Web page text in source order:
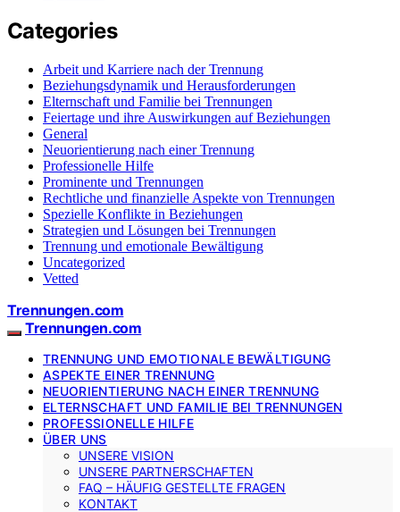
Categories
Arbeit und Karriere nach der Trennung
Beziehungsdynamik und Herausforderungen
Elternschaft und Familie bei Trennungen
Feiertage und ihre Auswirkungen auf Beziehungen
General
Neuorientierung nach einer Trennung
Professionelle Hilfe
Prominente und Trennungen
Rechtliche und finanzielle Aspekte von Trennungen
Spezielle Konflikte in Beziehungen
Strategien und Lösungen bei Trennungen
Trennung und emotionale Bewältigung
Uncategorized
Vetted
Trennungen.com
Trennungen.com
TRENNUNG UND EMOTIONALE BEWÄLTIGUNG
ASPEKTE EINER TRENNUNG
NEUORIENTIERUNG NACH EINER TRENNUNG
ELTERNSCHAFT UND FAMILIE BEI TRENNUNGEN
PROFESSIONELLE HILFE
ÜBER UNS
UNSERE VISION
UNSERE PARTNERSCHAFTEN
FAQ – HÄUFIG GESTELLTE FRAGEN
KONTAKT